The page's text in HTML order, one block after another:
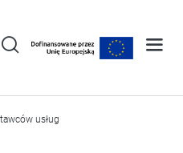
się w nowym oknie
usług